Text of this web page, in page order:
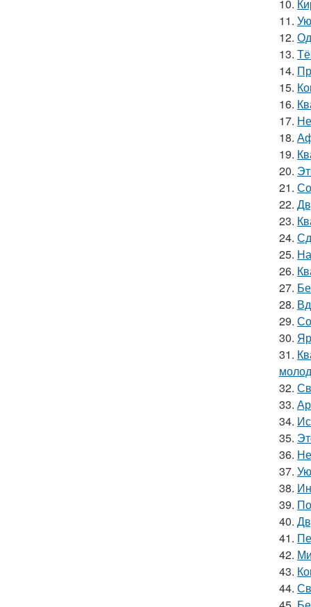
10.
11.
12.
13.
14.
15.
16.
17.
18.
19.
20.
21.
22.
23.
24.
25.
26.
27.
28.
29.
30.
31.
32.
33.
34.
35.
36.
37.
38.
39.
40.
41.
42.
43.
44.